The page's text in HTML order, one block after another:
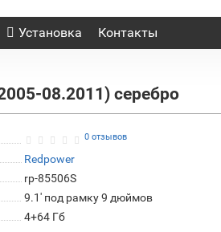
Установка Контакты
08.2011) серебро
0 отзывов
Redpower
rp-85506S
9.1' под рамку 9 дюймов
4+64 Гб